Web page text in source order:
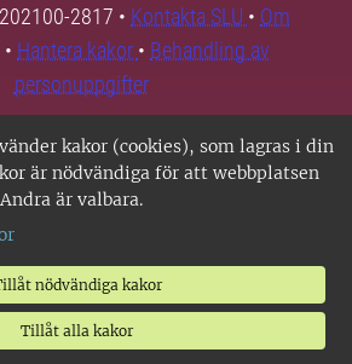
kakor (cookies), som lagras i din
är nödvändiga för att webbplatsen
är valbara.
nödvändiga kakor
Tillåt alla kakor
2817 • Kontakta SLU • Om
• Hantera kakor • Behandling av
personuppgifter